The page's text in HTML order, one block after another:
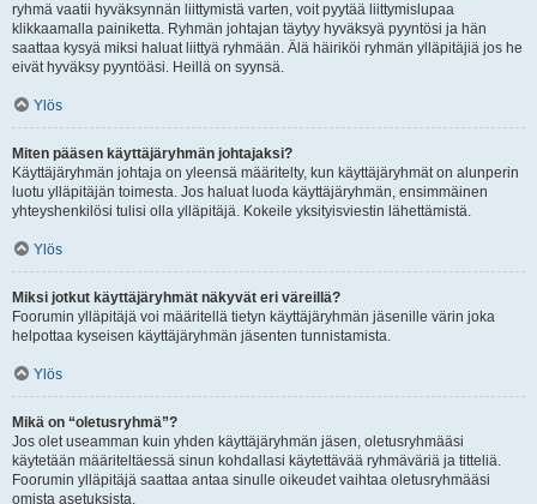
ryhmä vaatii hyväksynnän liittymistä varten, voit pyytää liittymislupaa
klikkaamalla painiketta. Ryhmän johtajan täytyy hyväksyä pyyntösi ja hän
saattaa kysyä miksi haluat liittyä ryhmään. Älä häiriköi ryhmän ylläpitäjiä jos he
eivät hyväksy pyyntöäsi. Heillä on syynsä.
Ylös
Miten pääsen käyttäjäryhmän johtajaksi?
Käyttäjäryhmän johtaja on yleensä määritelty, kun käyttäjäryhmät on alunperin
luotu ylläpitäjän toimesta. Jos haluat luoda käyttäjäryhmän, ensimmäinen
yhteyshenkilösi tulisi olla ylläpitäjä. Kokeile yksityisviestin lähettämistä.
Ylös
Miksi jotkut käyttäjäryhmät näkyvät eri väreillä?
Foorumin ylläpitäjä voi määritellä tietyn käyttäjäryhmän jäsenille värin joka
helpottaa kyseisen käyttäjäryhmän jäsenten tunnistamista.
Ylös
Mikä on “oletusryhmä”?
Jos olet useamman kuin yhden käyttäjäryhmän jäsen, oletusryhmääsi
käytetään määriteltäessä sinun kohdallasi käytettävää ryhmäväriä ja titteliä.
Foorumin ylläpitäjä saattaa antaa sinulle oikeudet vaihtaa oletusryhmääsi
omista asetuksista.